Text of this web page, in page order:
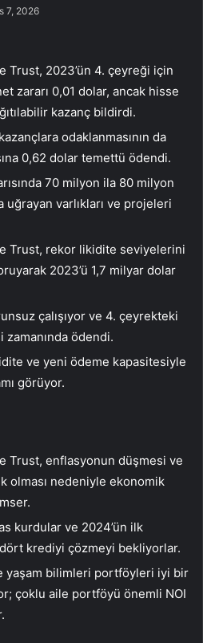
7, 2026
Trust, 2023’ün 4. çeyreği için
zararı 0,01 dolar, ancak hisse
kazanç bildirdi.
odaklanmasının da
0,62 dolar temettü ödendi.
70 milyon ila 80 milyon
uğrayan varlıkları ve projeleri
Trust, rekor likidite seviyelerini
2023’ü 1,7 milyar dolar
çalışıyor ve 4. çeyrekteki
zamanında ödendi.
ve yeni ödeme kapasitesiyle
görüyor.
Trust, enflasyonun düşmesi ve
olması nedeniyle ekonomik
kurdular ve 2024’ün ilk
krediyi çözmeyi bekliyorlar.
yaşam bilimleri portföyleri iyi bir
çoklu aile portföyü önemli NOI